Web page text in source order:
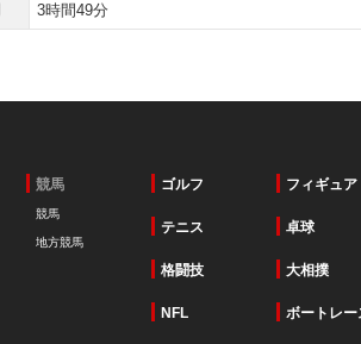
3時間49分
競馬
競馬
地方競馬
ゴルフ フィギュア
テニス 卓球
格闘技 大相撲
NFL ボートレー